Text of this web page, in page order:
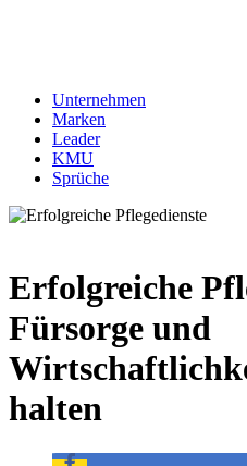
Unternehmen
Marken
Leader
KMU
Sprüche
Erfolgreiche
Fürsorge und
halten